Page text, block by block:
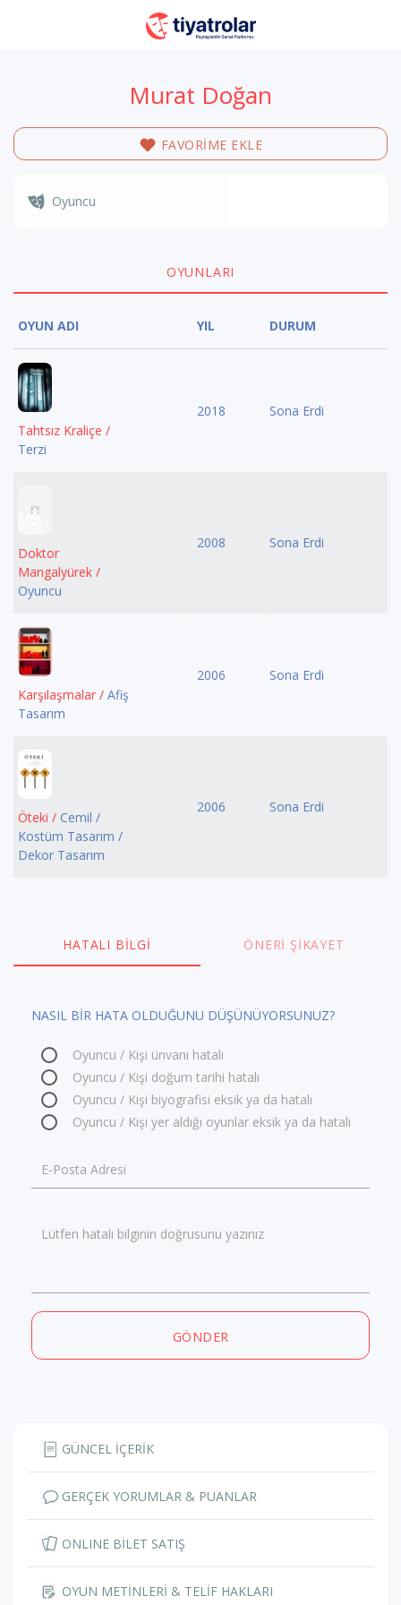
Murat Doğan
FAVORİME EKLE
Oyuncu
OYUNLARI
OYUN ADI YIL DURUM
Tahtsız Kraliçe /
Terzi
2018 Sona Erdi
Doktor
Mangalyürek /
Oyuncu
2008 Sona Erdi
Karşılaşmalar / Afiş
Tasarım
2006 Sona Erdi
Öteki / Cemil /
Kostüm Tasarım /
Dekor Tasarım
2006 Sona Erdi
HATALI BILGI ÖNERI ŞIKAYET
NASIL BİR HATA OLDUĞUNU DÜŞÜNÜYORSUNUZ?
Oyuncu / Kişi ünvanı hatalı
Oyuncu / Kişi doğum tarihi hatalı
Oyuncu / Kişi biyografisi eksik ya da hatalı
Oyuncu / Kişi yer aldığı oyunlar eksik ya da hatalı
E-Posta Adresi
Lütfen hatalı bilginin doğrusunu yazınız
GÖNDER
GÜNCEL İÇERİK
GERÇEK YORUMLAR & PUANLAR
ONLINE BİLET SATIŞ
OYUN METİNLERİ & TELİF HAKLARI